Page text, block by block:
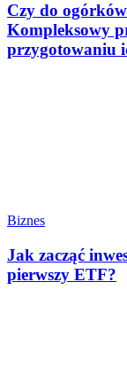
Czy do
Kompleksowy
przygotowaniu
Biznes
Jak zacząć
pierwszy ETF?